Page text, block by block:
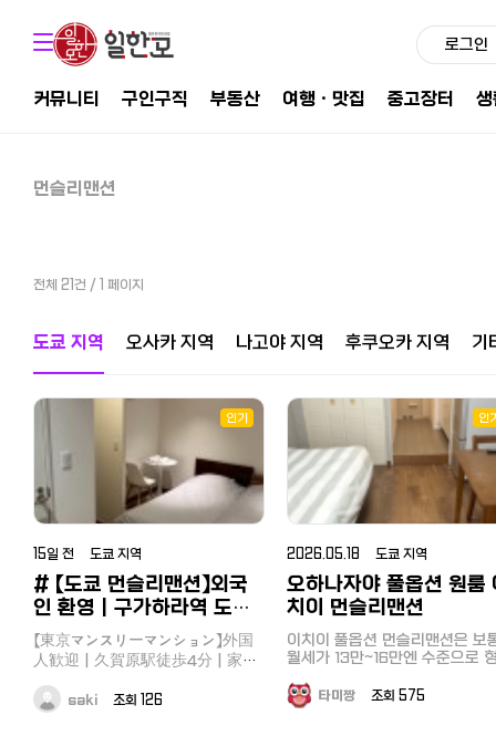
로그인
커뮤니티 구인구직 부동산 여행ㆍ맛집 중고장터
먼슬리맨션
전체 21건 / 1 페이지
도쿄 지역 오사카 지역 나고야 지역 후쿠오카 지역 기
인기
15일 전 도쿄 지역
# 【도쿄 먼슬리맨션】외국
인 환영｜구가하라역 도보
4분｜가구·가전 완비｜반
려동물 상담 가능 도쿄 오타
【東京マンスリーマンション】外国
人歓迎｜久賀原駅徒歩4分｜家
能 東京大田区旧ヶ原に位置する
saki 조회 126
인
2026.05.18 도쿄 지역
오하나자야 풀옵션 원룸
치이 먼슬리맨션
이치이 풀옵션 먼슬리맨션은 보
월세가 13만~16만엔 수준으로
을 느끼는 분들도 있습니다만,
적 합리적인 비용으로 이용 가능
타미짱 조회 575